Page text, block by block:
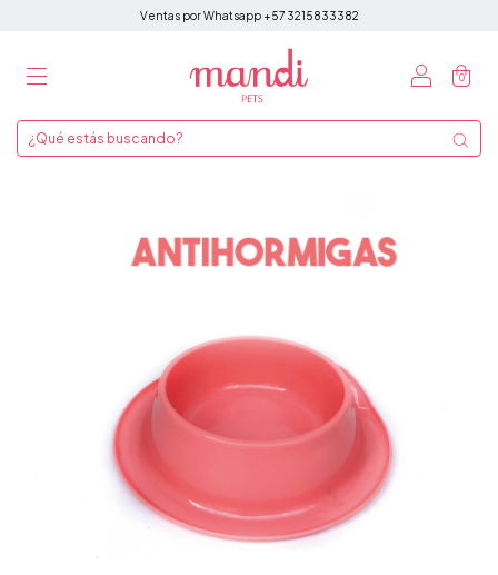
Ventas por Whatsapp +57 3215833382
0